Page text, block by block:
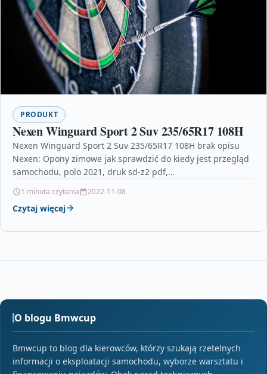
PRODUKT
Nexen Winguard Sport 2 Suv 235/65R17 108H
Nexen Winguard Sport 2 Suv 235/65R17 108H brak opisu
Nexen: Opony zimowe jak sprawdzić do kiedy jest przegląd
samochodu, polo 2021, druk sd-z2 pdf,…
1 minuta czytania 2022-11-08
Czytaj więcej
O blogu Bmwcup
Bmwcup to blog dla kierowców, którzy szukają rzetelnych
informacji o eksploatacji samochodu, wyborze warsztatu i